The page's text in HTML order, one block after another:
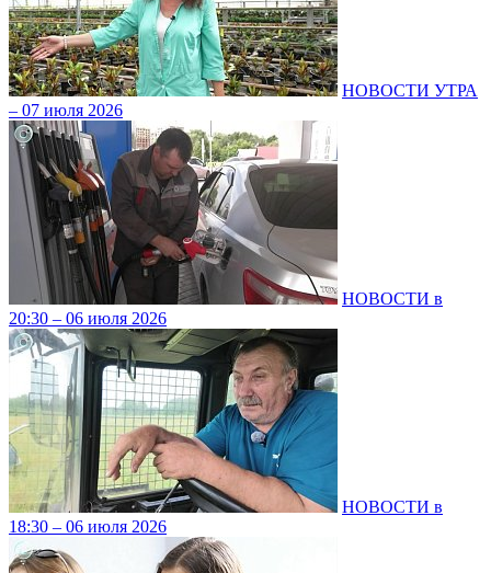
НОВОСТИ УТРА
– 07 июля 2026
НОВОСТИ в
20:30 – 06 июля 2026
НОВОСТИ в
18:30 – 06 июля 2026